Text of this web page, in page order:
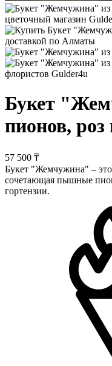
Букет
пионов, роз
57 500 ₸
Букет "Жемчужина" –
сочетающая пышные
гортензии.